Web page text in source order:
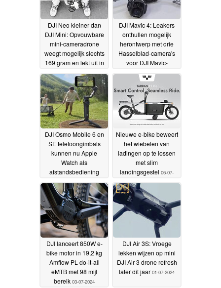
DJI Neo kleiner dan
DJI Mini: Opvouwbare
mini-cameradrone
weegt mogelijk slechts
169 gram en lekt uit in
29-07-2024
DJI Mavic 4: Leakers
onthullen mogelijk
herontwerp met drie
Hasselblad-camera's
voor DJI Mavic-
22-07-2024
DJI Osmo Mobile 6 en
SE telefoongimbals
kunnen nu Apple
Watch als
afstandsbediening
13-07-2024
Nieuwe e-bike beweert
het wiebelen van
ladingen op te lossen
met slim
landingsgestel 06-07-
2024
DJI lanceert 850W e-
bike motor in 19,2 kg
Amflow PL do-it-all
eMTB met 98 mijl
bereik 03-07-2024
DJI Air 3S: Vroege
lekken wijzen op mini
DJI Air 3 drone refresh
later dit jaar 01-07-2024